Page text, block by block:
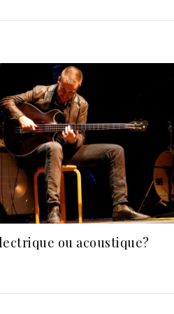
ou acoustique?